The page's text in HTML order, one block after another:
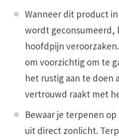
Wanneer dit product
wordt geconsumeerd,
hoofdpijn
om voorzichtig om te
het rustig aan te doen
vertrouwd raakt met
Bewaar je terpenen
uit direct zonlicht.